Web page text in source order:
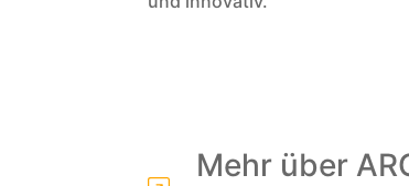
Mehr über